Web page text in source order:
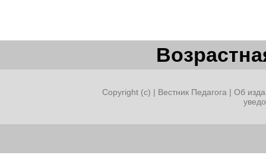
Copyright (c) | Вестник Педагога | Об